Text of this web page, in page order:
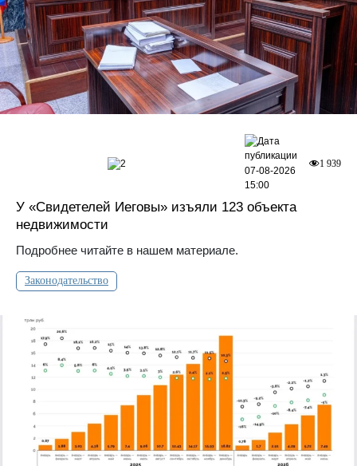
У «Свидетелей Иеговы» изъяли 123 объекта
недвижимости
Подробнее читайте в нашем материале.
Законодательство
2 1 939
07-08-2026
15:00